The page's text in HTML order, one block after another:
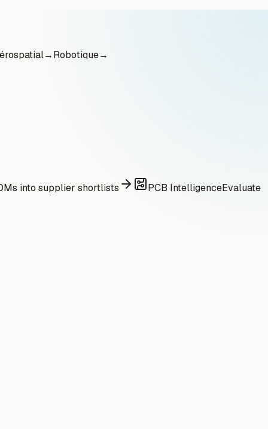
→Robotique→
into supplier shortlists PCB IntelligenceEvaluate